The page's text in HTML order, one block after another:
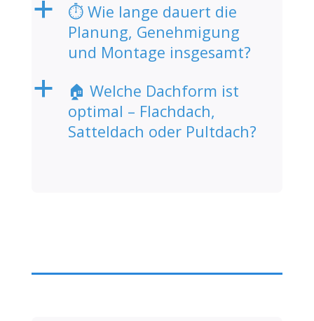
a
⏱️ Wie lange dauert die
Planung, Genehmigung
und Montage insgesamt?
a
🏠 Welche Dachform ist
optimal – Flachdach,
Satteldach oder Pultdach?